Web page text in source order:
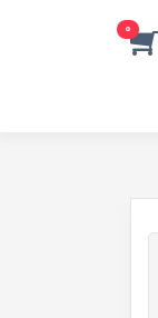
0